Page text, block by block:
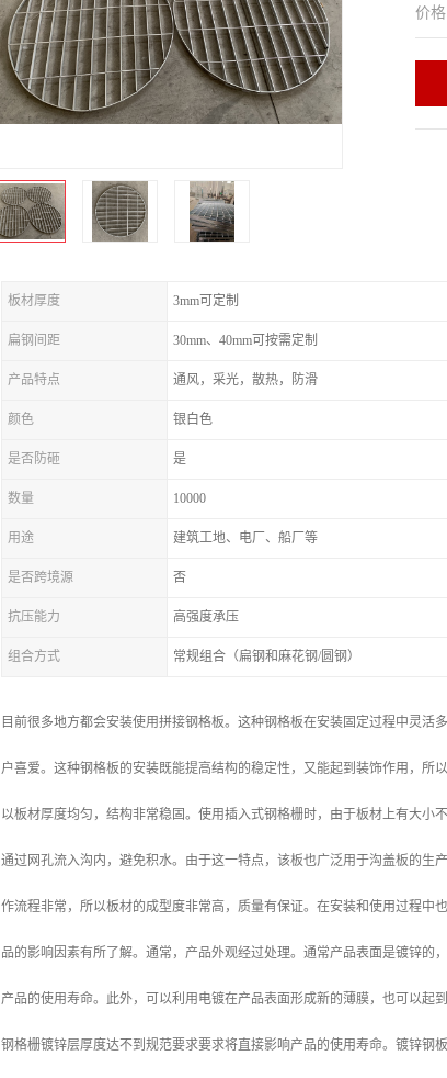
价
板材厚度 3mm可定制
扁钢间距 30mm、40mm可按需定制
产品特点 通风，采光，散热，防滑
颜色 银白色
是否防砸 是
数量 10000
用途 建筑工地、电厂、船厂等
是否跨境源 否
抗压能力 高强度承压
组合方式 常规组合（扁钢和麻花钢/圆钢）
目前很多地方都会安装使用拼接钢格板。这种钢格板在安装固定过程中灵
户喜爱。这种钢格板的安装既能提高结构的稳定性，又能起到装饰作用，
以板材厚度均匀，结构非常稳固。使用插入式钢格栅时，由于板材上有大
通过网孔流入沟内，避免积水。由于这一特点，该板也广泛用于沟盖板的
作流程非常，所以板材的成型度非常高，质量有保证。在安装和使用过程
品的影响因素有所了解。通常，产品外观经过处理。通常产品表面是镀锌
产品的使用寿命。此外，可以利用电镀在产品表面形成新的薄膜，也可以起到
钢格栅镀锌层厚度达不到规范要求要求将直接影响产品的使用寿命。镀锌钢